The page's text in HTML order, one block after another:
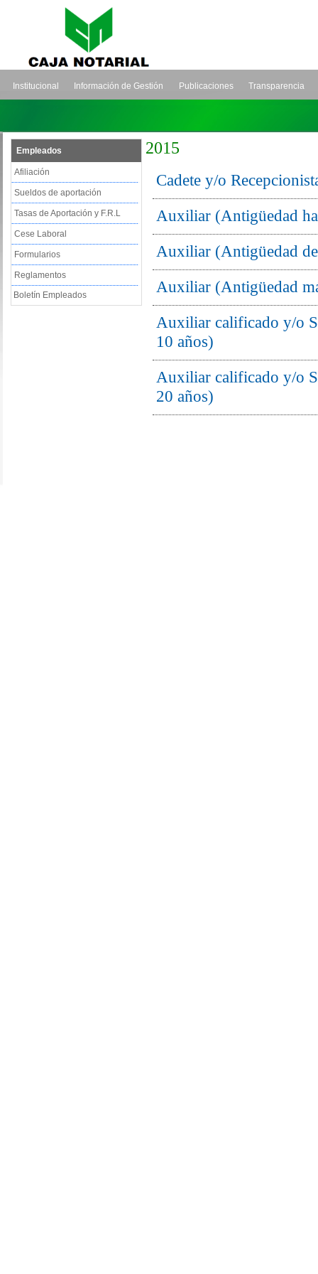
Institucional Información de Gestión Publicaciones Transparencia
Empleados
Afiliación
Sueldos de aportación
Tasas de Aportación y F.R.L
Cese Laboral
Formularios
Reglamentos
Boletín Empleados
2015
Cadete y/o
Auxiliar (Antigüedad
Auxiliar (Antigüedad
Auxiliar (Antigüedad
Auxiliar calificado y/o
10 años)
Auxiliar calificado y/o
20 años)